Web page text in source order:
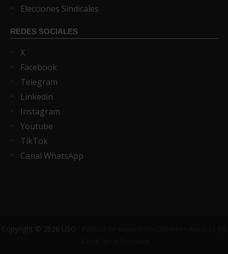
Elecciones Sindicales
REDES SOCIALES
X
Facebook
Telegram
Linkedin
Instagram
Youtube
TikTok
Canal WhatsApp
Copyright © 2026 USO ·